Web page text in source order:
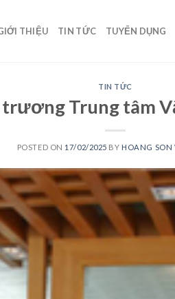
THIỆU TIN TỨC TUYỂN DỤNG
TIN TỨC
Trung tâm
POSTED ON 17/02/2025 BY HOANG SON